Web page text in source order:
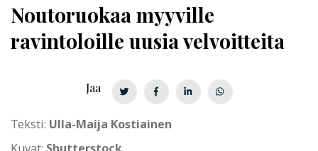
Noutoruokaa myyville
ravintoloille uusia velvoitteita
Teksti: Ulla-Maija Kostiainen
Kuvat: Shutterstock
Jaa